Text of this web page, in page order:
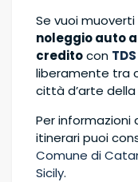
Se vuoi
noleggio auto
creditocon
liberamente tra
città d’arte della
Per informazioni
itinerari puoi
Comune di
Sicily.